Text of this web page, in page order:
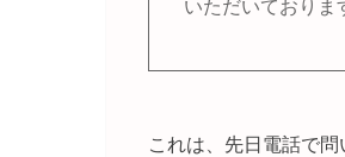
いただいておりま
これは、先日電話で